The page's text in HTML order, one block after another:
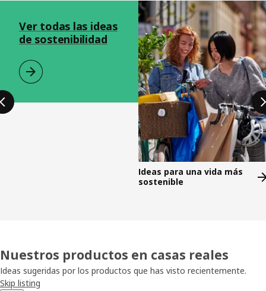
Ver todas las ideas
de sostenibilidad
Ideas para una vida más
sostenible
Nuestros productos en casas reales
Ideas sugeridas por los productos que has visto recientemente.
Skip listing